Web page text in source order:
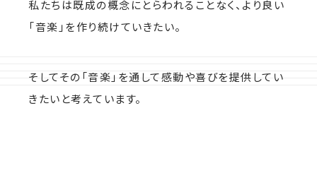
私たちは既成の概念にとらわれることなく、より良い
「音楽」を作り続けていきたい。
そしてその「音楽」を通して感動や喜びを提供してい
きたいと考えています。